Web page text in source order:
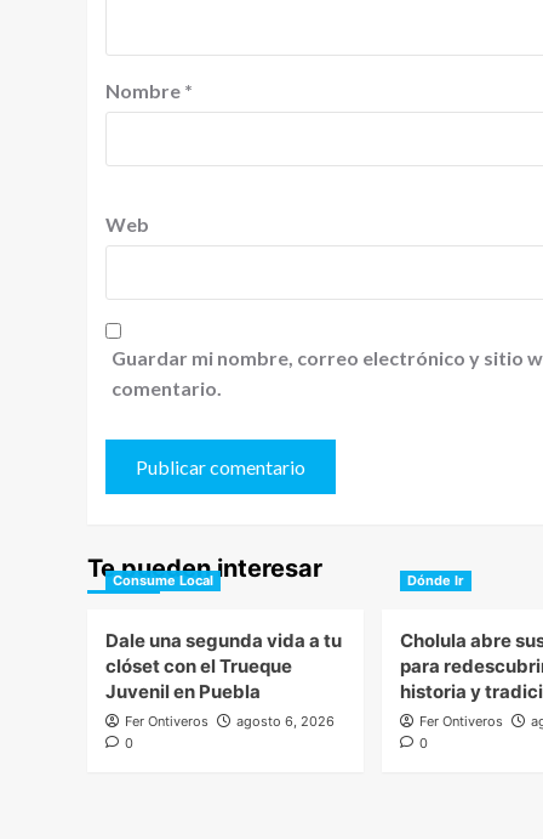
Nombre *
Web
Guardar mi nombre, correo electrónico y sitio
comentario.
Te pueden interesar
Consume Local
Dale una segunda vida a tu
clóset con el Trueque
Juvenil en Puebla
Fer Ontiveros
agosto 6, 2026
0
Dónde Ir
Cholula abre
para
historia y
Fer Ontiveros
0